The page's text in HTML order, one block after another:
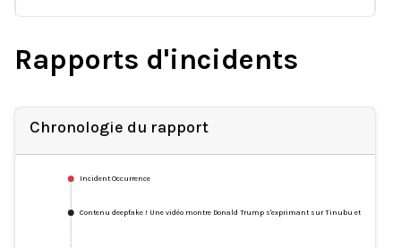
Rapports d'incidents
Chronologie du rapport
Incident Occurrence
Contenu deepfake ! Une vidéo montre Donald Trump s'exprimant sur Tinubu et Peter Obi